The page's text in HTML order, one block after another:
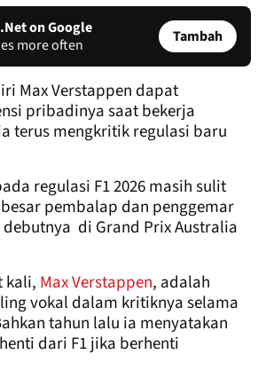
on Google
more often
Tambah
Max Verstappen dapat
pribadinya saat bekerja
terus mengkritik regulasi baru
regulasi F1 2026 masih sulit
pembalap dan penggemar
di Grand Prix Australia
kali, Max Verstappen, adalah
vokal dalam kritiknya selama
tahun lalu ia menyatakan
dari F1 jika berhenti